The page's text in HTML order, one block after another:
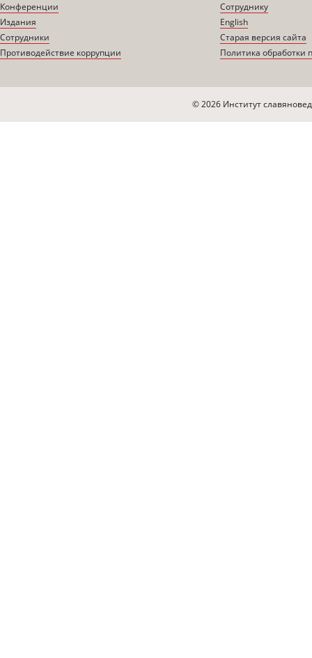
Конференции
Издания
Сотрудники
Противодействие коррупции
Сотруднику
English
Старая версия сайта
Политика обработки
© 2026 Институт